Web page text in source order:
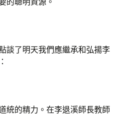
談了明天我們應繼承和弘揚李
統的精力。在李退溪師長教師